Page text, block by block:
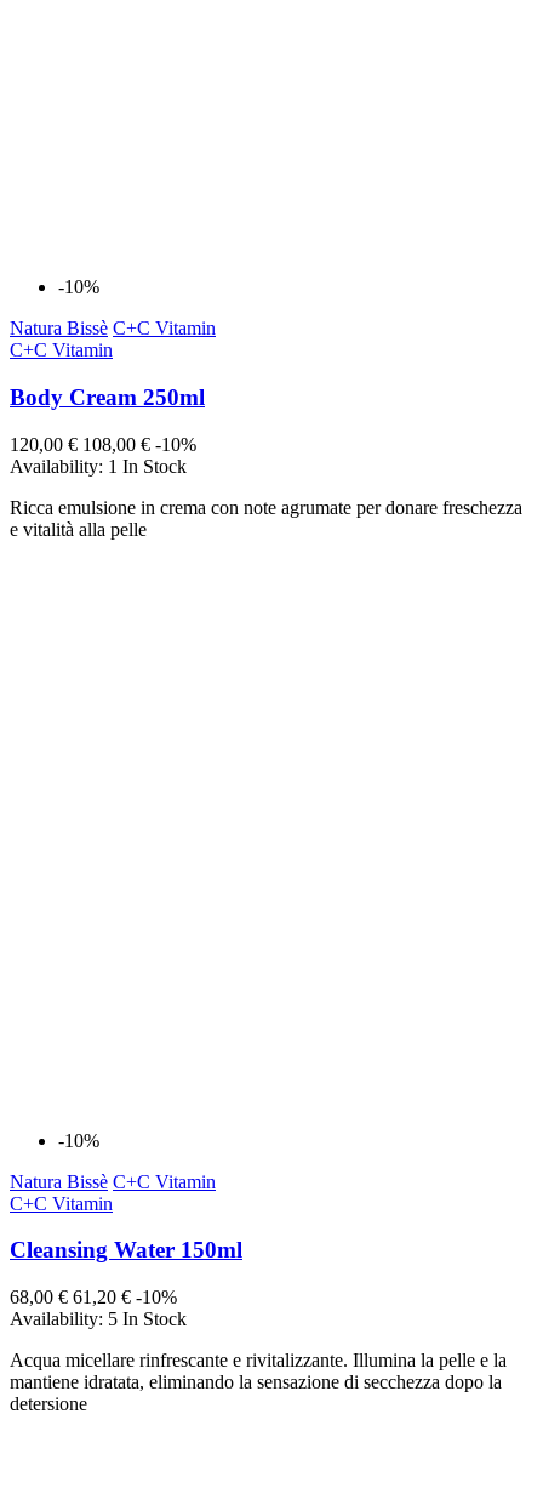
-10%
Natura Bissè C+C Vitamin
C+C Vitamin
Body Cream 250ml
120,00 € 108,00 € -10%
Availability: 1 In Stock
Ricca emulsione in crema con note agrumate per donare freschezza
e vitalità alla pelle
-10%
Natura Bissè C+C Vitamin
C+C Vitamin
Cleansing Water 150ml
68,00 € 61,20 € -10%
Availability: 5 In Stock
Acqua micellare rinfrescante e rivitalizzante. Illumina la pelle e la
mantiene idratata, eliminando la sensazione di secchezza dopo la
detersione